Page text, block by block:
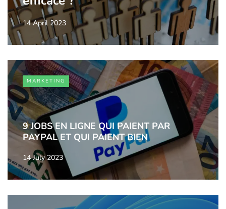
14 April 2023
MARKETING
9 JOBS EN LIGNE QUI PAIENT PAR
PAYPAL ET QUI PAIENT BIEN
14 July 2023